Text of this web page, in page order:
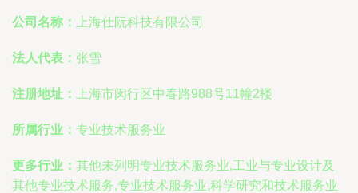
公司名称： 上海仕阮科技有限公司
法人代表： 张雪
注册地址： 上海市闵行区中春路988号11幢2楼
所属行业： 专业技术服务业
更多行业： 其他未列明专业技术服务业,工业与专业设计及
其他专业技术服务,专业技术服务业,科学研究和技术服务业